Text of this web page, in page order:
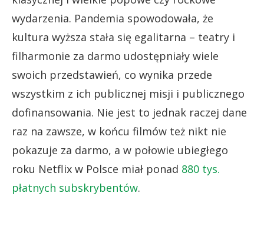
wydarzenia. Pandemia spowodowała, że
kultura wyższa stała się egalitarna – teatry i
filharmonie za darmo udostępniały wiele
swoich przedstawień, co wynika przede
wszystkim z ich publicznej misji i publicznego
dofinansowania. Nie jest to jednak raczej dane
raz na zawsze, w końcu filmów też nikt nie
pokazuje za darmo, a w połowie ubiegłego
roku Netflix w Polsce miał ponad 880 tys.
płatnych subskrybentów.